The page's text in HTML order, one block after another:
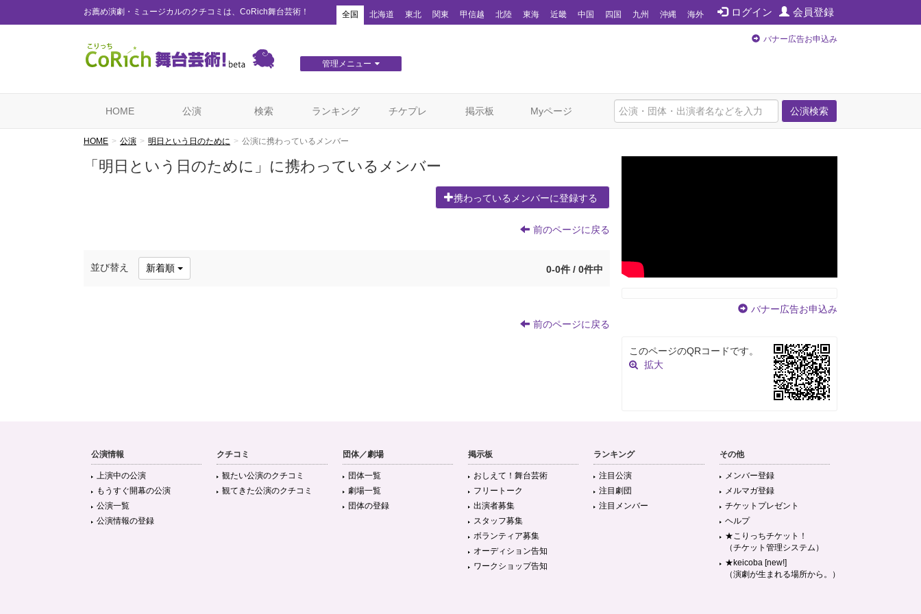
お薦め演劇・ミュージカルのクチコミは、CoRich舞台芸術！ ログイン 会員登録
全国 北海道 東北 関東 甲信越 北陸 東海 近畿 中国 四国 九州 沖縄 海外
管理メニュー
バナー広告お申込み
公演検索
HOME 公演 検索 ランキング チケプレ 掲示板 Myページ
HOME 公演 明日という日のために 公演に携わっているメンバー
「明日という日のために」に携わっているメンバー
携わっているメンバーに登録する
前のページに戻る
並び替え 新着順 0-0件 / 0件中
前のページに戻る
バナー広告お申込み
このページのQRコードです。
拡大
公演情報
上演中の公演
もうすぐ開幕の公演
公演一覧
公演情報の登録
クチコミ
観たい公演のクチコミ
観てきた公演のクチコミ
団体／劇場
団体一覧
劇場一覧
団体の登録
掲示板
おしえて！舞台芸術
フリートーク
出演者募集
スタッフ募集
ボランティア募集
オーディション告知
ワークショップ告知
ランキング
注目公演
注目劇団
注目メンバー
その他
メンバー登録
メルマガ登録
チケットプレゼント
ヘルプ
★こりっちチケット！
（チケット管理システム）
★keicoba [new!]
（演劇が生まれる場所から。）